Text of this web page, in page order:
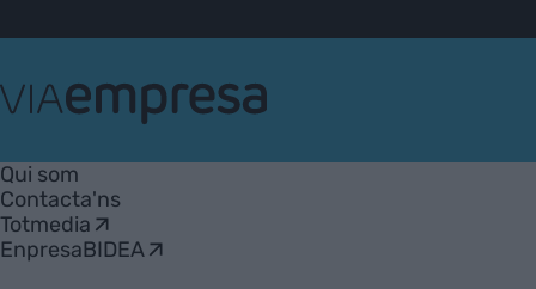
Empresa
Qui som
Contacta'ns
Totmedia
EnpresaBIDEA